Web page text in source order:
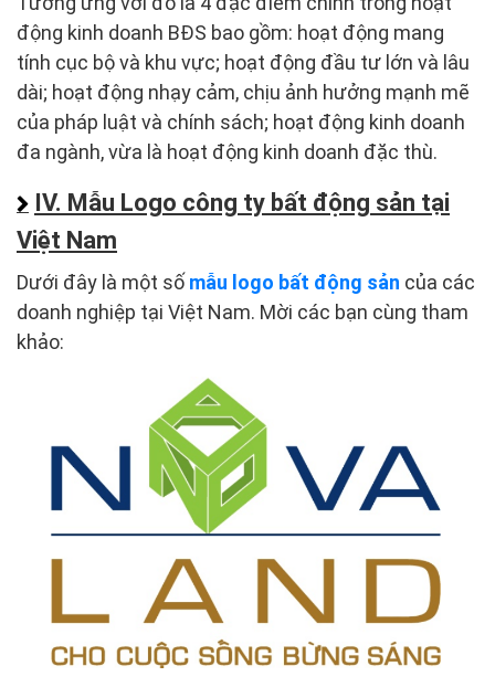
động kinh doanh BĐS bao gồm: hoạt động mang
tính cục bộ và khu vực; hoạt động đầu tư lớn và lâu
dài; hoạt động nhạy cảm, chịu ảnh hưởng mạnh mẽ
của pháp luật và chính sách; hoạt động kinh doanh
đa ngành, vừa là hoạt động kinh doanh đặc thù.
IV. Mẫu Logo công ty bất động sản tại
Việt Nam
Dưới đây là một số mẫu logo bất động sản của các
doanh nghiệp tại Việt Nam. Mời các bạn cùng tham
khảo: